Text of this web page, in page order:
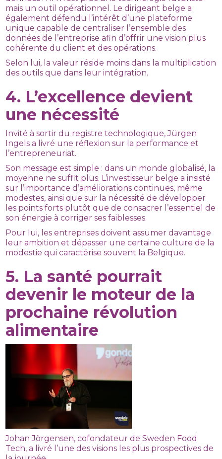
mais un outil opérationnel. Le dirigeant belge a
également défendu l’intérêt d’une plateforme
unique capable de centraliser l’ensemble des
données de l’entreprise afin d’offrir une vision plus
cohérente du client et des opérations.
Selon lui, la valeur réside moins dans la multiplication
des outils que dans leur intégration.
4. L’excellence devient
une nécessité
Invité à sortir du registre technologique, Jürgen
Ingels a livré une réflexion sur la performance et
l’entrepreneuriat.
Son message est simple : dans un monde globalisé, la
moyenne ne suffit plus. L’investisseur belge a insisté
sur l’importance d’améliorations continues, même
modestes, ainsi que sur la nécessité de développer
les points forts plutôt que de consacrer l’essentiel de
son énergie à corriger ses faiblesses.
Pour lui, les entreprises doivent assumer davantage
leur ambition et dépasser une certaine culture de la
modestie qui caractérise souvent la Belgique.
5. La santé pourrait
devenir le moteur de la
prochaine révolution
alimentaire
Johan Jörgensen, cofondateur de Sweden Food
Tech, a livré l’une des visions les plus prospectives de